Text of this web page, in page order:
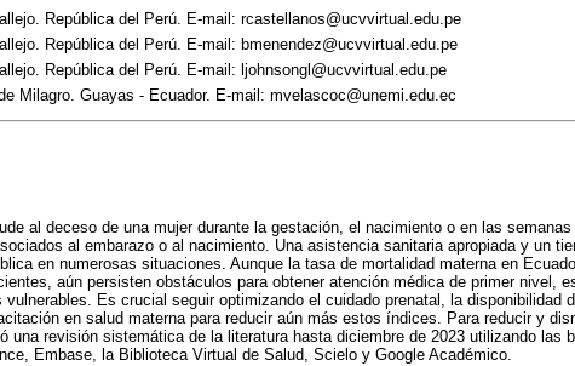
República del Perú. E-mail: rcastellanos@ucvvirtual.edu.pe
República del Perú. E-mail: bmenendez@ucvvirtual.edu.pe
República del Perú. E-mail: ljohnsongl@ucvvirtual.edu.pe
Milagro. Guayas - Ecuador. E-mail: mvelascoc@unemi.edu.ec
al deceso de una mujer durante la gestación, el nacimiento o en las
al embarazo o al nacimiento. Una asistencia sanitaria apropiada y un
en numerosas situaciones. Aunque la tasa de mortalidad materna en
aún persisten obstáculos para obtener atención médica de primer nivel,
vulnerables. Es crucial seguir optimizando el cuidado prenatal, la disponibilidad
en salud materna para reducir aún más estos índices. Para reducir y
una revisión sistemática de la literatura hasta diciembre de 2023 utilizando las
Embase, la Biblioteca Virtual de Salud, Scielo y Google Académico.